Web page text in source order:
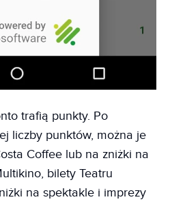
trafią punkty. Po
liczby punktów, można je
Coffee lub na zniżki na
bilety Teatru
na spektakle i imprezy